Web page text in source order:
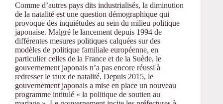
Comme d’autres pays dits industrialisés, la diminution
de la natalité est une question démographique qui
provoque des inquiétudes au sein du milieu politique
japonaise. Malgré le lancement depuis 1994 de
différentes mesures politiques calquées sur des
modèles de politique familiale européenne, en
particulier celles de la France et de la Suède, le
gouvernement japonais n’a pas encore réussi à
redresser le taux de natalité. Depuis 2015, le
gouvernement japonais a mise en place un nouveau
programme intitulé « la politique de soutien au